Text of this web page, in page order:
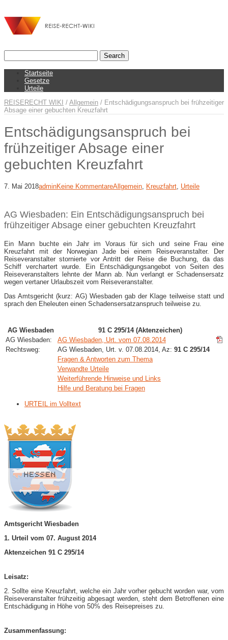
Startseite
Gesetze
Urteile
REISERECHT WIKI / Allgemein / Entschädigungsanspruch bei frühzeitiger
Absage einer gebuchten Kreuzfahrt
Entschädigungsanspruch bei
frühzeitiger Absage einer
gebuchten Kreuzfahrt
7. Mai 2018adminKeine KommentareAllgemein Kreuzfahrt Urteile
AG Wiesbaden: Ein Entschädigungsanspruch bei
frühzeitiger Absage einer gebuchten Kreuzfahrt
Ein Mann buchte ein Jahr im Voraus für sich und seine Frau eine
Kreuzfahrt mit der Norwegian Jade bei einem Reiseveranstalter. Der
Reiseveranstalter stornierte vor Antritt der Reise die Buchung, da das
Schiff verchartert wurde. Ein Entschädigungsangebot von Seiten des
Reiseveranstalters lehnte der Mann ab. Nun verlangt er Schadensersatz
wegen vertaner Urlaubszeit vom Reiseveranstalter.
Das Amtsgericht (kurz: AG) Wiesbaden gab der Klage teilweise statt und
sprach den Eheleuten einen Schadensersatzanspruch teilweise zu.
AG Wiesbaden
91 C 295/14 (Aktenzeichen)
AG Wiesbaden:
AG Wiesbaden, Urt. vom 07.08.2014
Rechtsweg:
AG Wiesbaden, Urt. v. 07.08.2014, Az: 91 C 295/14
Fragen & Antworten zum Thema
Verwandte Urteile
Weiterführende Hinweise und Links
Hilfe und Beratung bei Fragen
URTEIL im Volltext
Amtsgericht Wiesbaden
1. Urteil vom 07. August 2014
Aktenzeichen 91 C 295/14
Leisatz:
2. Sollte eine Kreuzfahrt, welche ein Jahr vorher gebucht worden war, vom
Reiseveranstalter frühzeitig abgesagt werden, steht dem Betroffenen eine
Entschädigung in Höhe von 50% des Reisepreises zu.
Zusammenfassung: